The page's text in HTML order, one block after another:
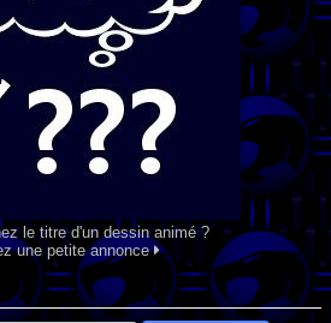
le titre d'un dessin animé ?
une petite annonce